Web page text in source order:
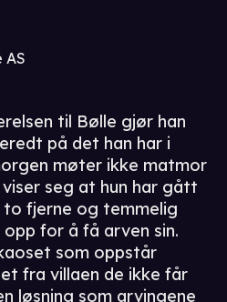
AS
til Bølle gjør han
på det han har i
møter ikke matmor
seg at hun har gått
fjerne og temmelig
for å få arven sin.
som oppstår
fra villaen de ikke får
løsning som arvingene